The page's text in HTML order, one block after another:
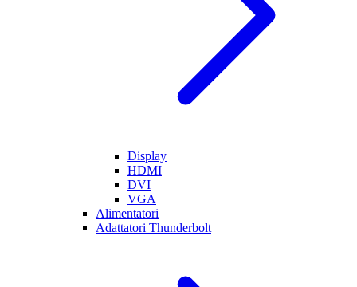
Display
HDMI
DVI
VGA
Alimentatori
Adattatori Thunderbolt